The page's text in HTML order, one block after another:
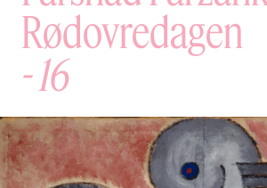
Rødovredagen
-16